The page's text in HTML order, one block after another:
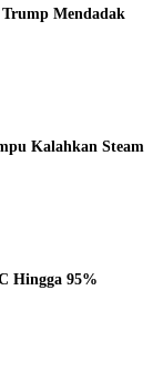
Mendadak
Kalahkan Steam
Hingga 95%